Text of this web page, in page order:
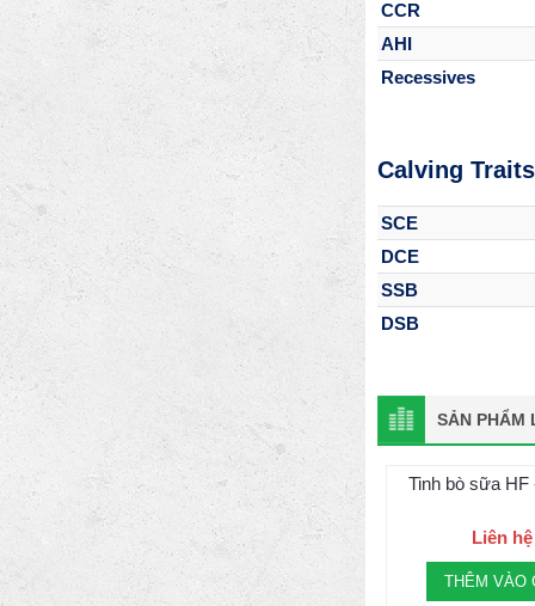
CCR
AHI
Recessives
Calving Traits
SCE
DCE
SSB
DSB
SẢN PHẨM
Tinh bò sữa HF
Liên hệ
THÊM VÀO